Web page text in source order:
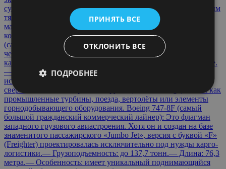
существование, лидерство на пьедестале перешло к серийным
тяжеловозам. В настоящее время этот титул делится между
машинами военно-транспортного происхождения и чисто
коммерческими конструкциями: Антонов Ан-124 «Руслан»
(самый большой на данный момент): Именно эта
четырехдвигательная модель заняла место главного гиганта
как самый большой серийный транспортный самолёт в мире.
— Грузоподъемность: до 150 тонн.— Применение: активно
используется на коммерческом рынке для перевозки
сверхтяжелых негабаритных грузов (Outsized cargo), таких как
промышленные турбины, поезда, вертолёты или элементы
горнодобывающего оборудования. Boeing 747-8F (самый
большой гражданский коммерческий лайнер): Это флагман
западного грузового авиастроения. Хотя он и создан на базе
знаменитого пассажирского «Jumbo Jet», версия с буквой «F»
(Freighter) проектировалась исключительно под нужды карго-
логистики.— Грузоподъемность: до 137,7 тонн.— Длина: 76,3
метра.— Особенность: имеет уникальный поднимающийся
ПРИНЯТЬ ВСЕ
ОТКЛОНИТЬ ВСЕ
ПОДРОБНЕЕ